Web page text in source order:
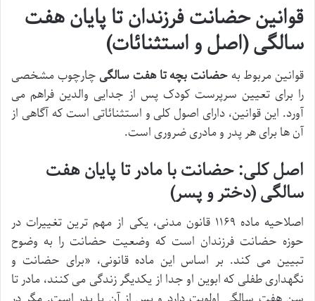
قوانین حضانت فرزندان تا پایان هفت
سالگی (اصل و استثنائات)
قوانین مربوط به حضانت بچه تا هفت سالگی چارچوب مشخصی
را برای تعیین سرپرست کودک پس از جدایی والدین فراهم می
آورد. این قوانین، دارای اصول کلی و استثنائاتی است که آگاهی از
آن ها برای هر پدر و مادری ضروری است.
اصل کلی: حضانت با مادر تا پایان هفت
سالگی (دختر و پسر)
اصلاحیه ماده ۱۱۶۹ قانون مدنی، یکی از مهم ترین تغییرات در
حوزه حضانت فرزندان است که وضعیت حضانت را به وضوح
تبیین می کند. بر اساس این ماده قانونی، «برای حضانت و
نگهداری طفلی که ابوین او جدا از یکدیگر زندگی می کنند، مادر تا